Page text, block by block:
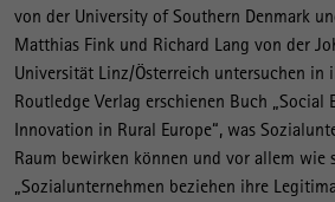
von der University of Southern Denmark
Matthias Fink und Richard Lang von der
Universität Linz/Österreich untersuchen in
Routledge Verlag erschienen Buch „Social
Innovation in Rural Europe“, was
Raum bewirken können und vor allem wie
„Sozialunternehmen beziehen ihre